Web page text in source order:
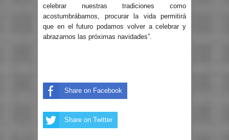
celebrar nuestras tradiciones como
acostumbrábamos, procurar la vida permitirá
que en el futuro podamos volver a celebrar y
abrazarnos las próximas navidades”.
Share on Facebook
Share on Twitter